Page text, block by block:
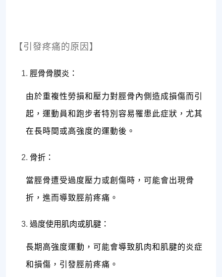
【引發疼痛的原因】
脛骨骨膜炎：
由於重複性勞損和壓力對脛骨內側造成損傷而引
起，運動員和跑步者特別容易罹患此症狀，尤其
在長時間或高強度的運動後。
骨折：
當脛骨遭受過度壓力或創傷時，可能會出現骨
折，進而導致脛前疼痛。
過度使用肌肉或肌腱：
長期高強度運動，可能會導致肌肉和肌腱的炎症
和損傷，引發脛前疼痛。